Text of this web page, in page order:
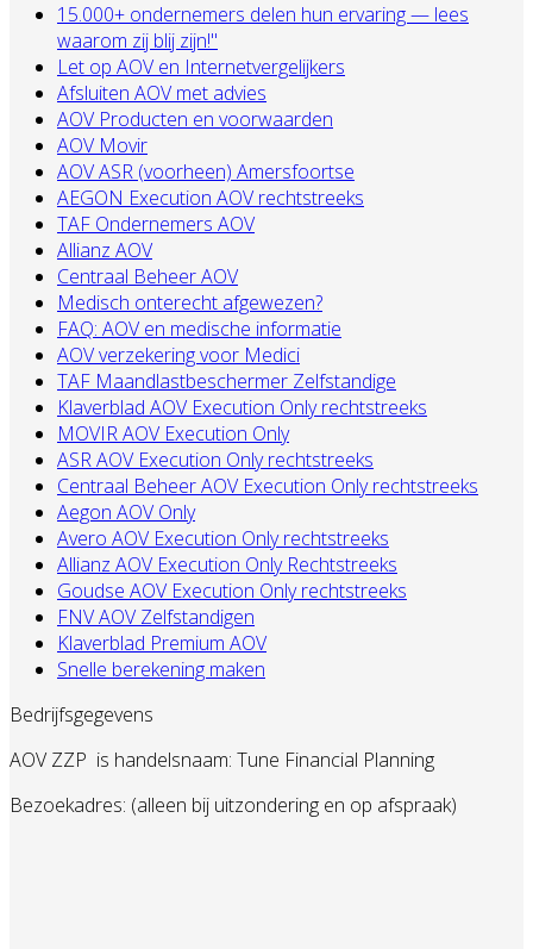
15.000+ ondernemers delen hun ervaring — lees
waarom zij blij zijn!"
Let op AOV en Internetvergelijkers
Afsluiten AOV met advies
AOV Producten en voorwaarden
AOV Movir
AOV ASR (voorheen) Amersfoortse
AEGON Execution AOV rechtstreeks
TAF Ondernemers AOV
Allianz AOV
Centraal Beheer AOV
Medisch onterecht afgewezen?
FAQ: AOV en medische informatie
AOV verzekering voor Medici
TAF Maandlastbeschermer Zelfstandige
Klaverblad AOV Execution Only rechtstreeks
MOVIR AOV Execution Only
ASR AOV Execution Only rechtstreeks
Centraal Beheer AOV Execution Only rechtstreeks
Aegon AOV Only
Avero AOV Execution Only rechtstreeks
Allianz AOV Execution Only Rechtstreeks
Goudse AOV Execution Only rechtstreeks
FNV AOV Zelfstandigen
Klaverblad Premium AOV
Snelle berekening maken
Bedrijfsgegevens
AOV ZZP is handelsnaam: Tune Financial Planning
Bezoekadres: (alleen bij uitzondering en op afspraak)